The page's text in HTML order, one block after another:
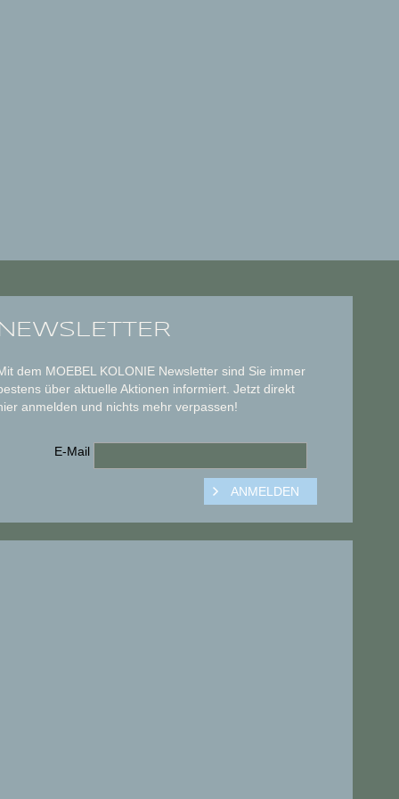
dem MOEBEL KOLONIE Newsletter sind Sie immer
über aktuelle Aktionen informiert. Jetzt direkt
anmelden und nichts mehr verpassen!
E-Mail